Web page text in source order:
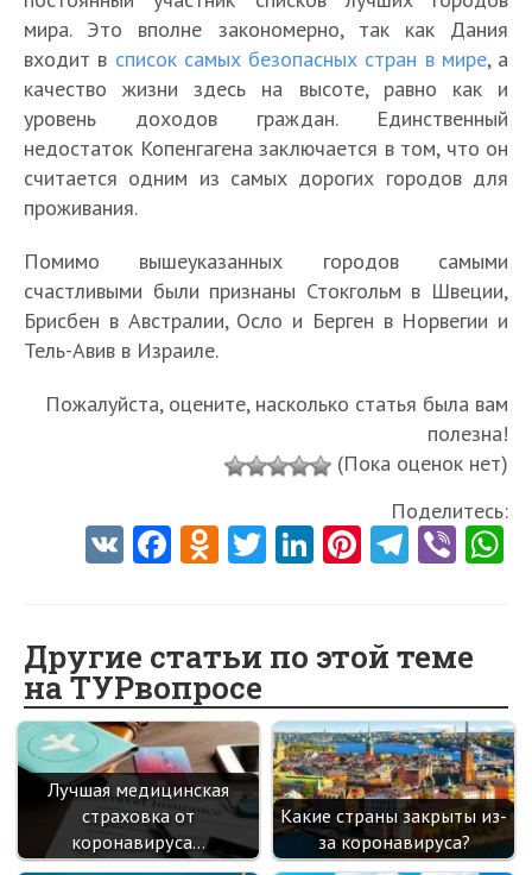
мира. Это вполне закономерно, так как Дания
входит в список самых безопасных стран в мире, а
качество жизни здесь на высоте, равно как и
уровень доходов граждан. Единственный
недостаток Копенгагена заключается в том, что он
считается одним из самых дорогих городов для
проживания.
Помимо вышеуказанных городов самыми
счастливыми были признаны Стокгольм в Швеции,
Брисбен в Австралии, Осло и Берген в Норвегии и
Тель-Авив в Израиле.
Пожалуйста, оцените, насколько статья была вам
полезна!
(Пока оценок нет)
Поделитесь:
V Fa
o
o
k
O
o
kl
as
sn
ik
i
T
er
Li
dI
n
Pi
es
t
Te
a
m
Vi
Другие статьи по этой теме
на ТУРвопросе
Лучшая медицинская
страховка от
коронавируса…
Какие страны закрыты из-
за коронавируса?